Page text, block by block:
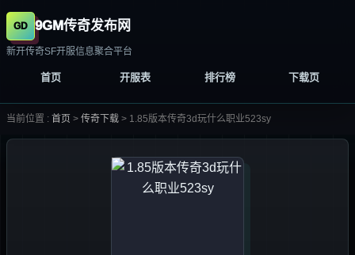
9GM传奇发布网
新开传奇SF开服信息聚合平台
首页 开服表 排行榜 下载页
当前位置 : 首页 > 传奇下载 > 1.85版本传奇3d玩什么职业523sy